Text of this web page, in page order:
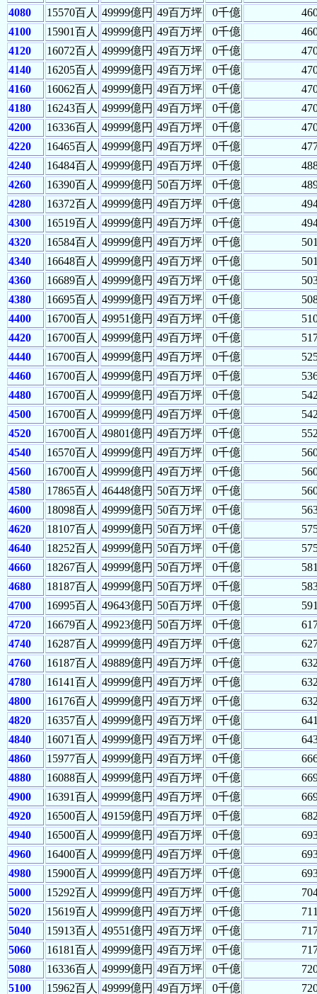
4080
15570百人 49999億円 49百万坪 0千億
4100
15901百人 49999億円 49百万坪 0千億
4120
16072百人 49999億円 49百万坪 0千億
4140
16205百人 49999億円 49百万坪 0千億
4160
16062百人 49999億円 49百万坪 0千億
4180
16243百人 49999億円 49百万坪 0千億
4200
16336百人 49999億円 49百万坪 0千億
4220
16465百人 49999億円 49百万坪 0千億
4240
16484百人 49999億円 49百万坪 0千億
4260
16390百人 49999億円 50百万坪 0千億
4280
16372百人 49999億円 49百万坪 0千億
4300
16519百人 49999億円 49百万坪 0千億
4320
16584百人 49999億円 49百万坪 0千億
4340
16648百人 49999億円 49百万坪 0千億
4360
16689百人 49999億円 49百万坪 0千億
4380
16695百人 49999億円 49百万坪 0千億
4400
16700百人 49951億円 49百万坪 0千億
4420
16700百人 49999億円 49百万坪 0千億
4440
16700百人 49999億円 49百万坪 0千億
4460
16700百人 49999億円 49百万坪 0千億
4480
16700百人 49999億円 49百万坪 0千億
4500
16700百人 49999億円 49百万坪 0千億
4520
16700百人 49801億円 49百万坪 0千億
4540
16570百人 49999億円 49百万坪 0千億
4560
16700百人 49999億円 49百万坪 0千億
4580
17865百人 46448億円 50百万坪 0千億
4600
18098百人 49999億円 50百万坪 0千億
4620
18107百人 49999億円 50百万坪 0千億
4640
18252百人 49999億円 50百万坪 0千億
4660
18267百人 49999億円 50百万坪 0千億
4680
18187百人 49999億円 50百万坪 0千億
4700
16995百人 49643億円 50百万坪 0千億
4720
16679百人 49923億円 50百万坪 0千億
4740
16287百人 49999億円 49百万坪 0千億
4760
16187百人 49889億円 49百万坪 0千億
4780
16141百人 49999億円 49百万坪 0千億
4800
16176百人 49999億円 49百万坪 0千億
4820
16357百人 49999億円 49百万坪 0千億
4840
16071百人 49999億円 49百万坪 0千億
4860
15977百人 49999億円 49百万坪 0千億
4880
16088百人 49999億円 49百万坪 0千億
4900
16391百人 49999億円 49百万坪 0千億
4920
16500百人 49159億円 49百万坪 0千億
4940
16500百人 49999億円 49百万坪 0千億
4960
16400百人 49999億円 49百万坪 0千億
4980
15900百人 49999億円 49百万坪 0千億
5000
15292百人 49999億円 49百万坪 0千億
5020
15619百人 49999億円 49百万坪 0千億
5040
15913百人 49551億円 49百万坪 0千億
5060
16181百人 49999億円 49百万坪 0千億
5080
16336百人 49999億円 49百万坪 0千億
5100
15962百人 49999億円 49百万坪 0千億